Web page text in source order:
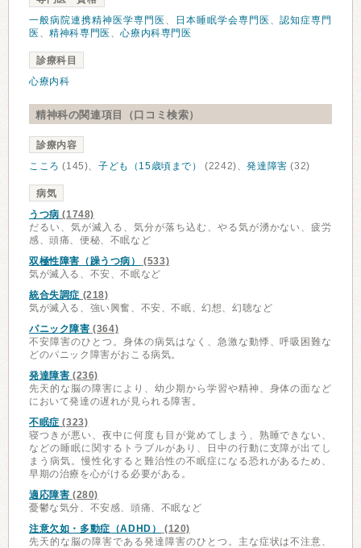
一般病院連携精神医学専門医 、 日本睡眠学会専門医 、認知症専門
医 、精神科専門医 、心療内科専門医
診療科目
心療内科
精神科の関連項目（口コミ検索）
診療内容
こころ (145)、子ども（15歳頃まで） (2242)、発達障害 (32)
病気
うつ病 (1748)
だるい、気が滅入る、気分が落ち込む、やる気が湧かない、疲労
感、頭痛、便秘、不眠など
双極性障害（躁うつ病）
(533)
気が滅入る、不安、不眠など
統合失調症 (218)
気が滅入る、強い興奮、不安、不眠、幻想、幻聴など
パニック障害 (364)
不安障害のひとつ。身体の病気はなく、急激な動悸、呼吸困難な
どのパニック障害がおこる病気。
発達障害 (236)
先天的な脳の障害により、幼少期から学習や精神、身体の面など
において発達の遅れが見られる障害。
不眠症 (323)
寝つきが悪い、夜中に何度も目が覚めてしまう、熟睡できない、
などの睡眠に関するトラブルがあり、日中の行動に支障が出てし
まう病気。慢性化すると難治性の不眠症になる恐れがあるため、
早期の治療を心がける必要がある。
適応障害 (280)
憂鬱な気分、不安感、頭痛、不眠など
注意欠如・多動症（ADHD）
(120)
先天的な脳の障害である発達障害のひとつ。主な症状は不注意、